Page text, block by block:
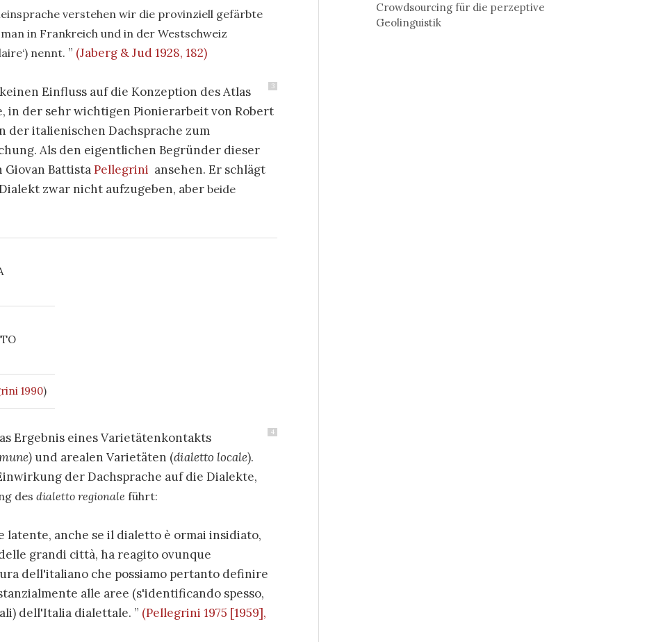
verstehen wir die provinziell gefärbte
in Frankreich und in der Westschweiz
nennt.
(Jaberg & Jud 1928, 182)
3
Einfluss auf die Konzeption des Atlas
in der sehr wichtigen Pionierarbeit von Robert
der italienischen Dachsprache zum
Als den eigentlichen Begründer dieser
BattistaPellegrini ansehen. Er schlägt
zwar nicht aufzugeben, aber beide
1990)
4
Ergebnis eines Varietätenkontakts
und arealen Varietäten (dialetto locale).
der Dachsprache auf die Dialekte,
des dialetto regionale führt:
anche se il dialetto è ormai insidiato,
grandi città, ha reagito ovunque
dell'italiano che possiamo pertanto definire
alle aree (s'identificando spesso,
dell'Italia dialettale.
(Pellegrini 1975 [1959],
Crowdsourcing für die perzeptive
Geolinguistik